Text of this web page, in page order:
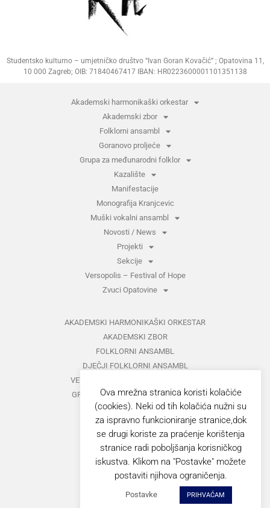
Studentsko kulturno – umjetničko društvo “Ivan Goran Kovačić” ; Opatovina 11,
10 000 Zagreb; OIB: 71840467417 IBAN: HR0223600001101351138
Akademski harmonikaški orkestar
Akademski zbor
Folklorni ansambl
Goranovo proljeće
Grupa za međunarodni folklor
Kazalište
Manifestacije
Monografija Kranjcevic
Muški vokalni ansambl
Novosti / News
Projekti
Sekcije
Versopolis – Festival of Hope
Zvuci Opatovine
AKADEMSKI HARMONIKAŠKI ORKESTAR
AKADEMSKI ZBOR
FOLKLORNI ANSAMBL
DJEČJI FOLKLORNI ANSAMBL
VETERANI FOLKLORNOG ANSAMBLA
GRUPA ZA MEĐUNARODNI FOLKLOR
KAZALIŠTE
MUŠKI VOKALNI ANSAMBL
ZAJEDNIČKI KONCERTI
GORANOVO PROLJEĆE
Ova mrežna stranica koristi kolačiće
(cookies). Neki od tih kolačića nužni su
za ispravno funkcioniranje stranice,dok
se drugi koriste za praćenje korištenja
stranice radi poboljšanja korisničkog
iskustva. Klikom na "Postavke" možete
postaviti njihova ograničenja.
Postavke PRIHVAĆAM